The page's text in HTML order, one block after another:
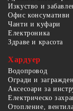
Изкуство и
Офис консумативи
Чанти и куфари
Електроника
Здраве и красота
Хардуер
Водопровод
Огради и
Аксесоари за
Електрическо
Отопление,